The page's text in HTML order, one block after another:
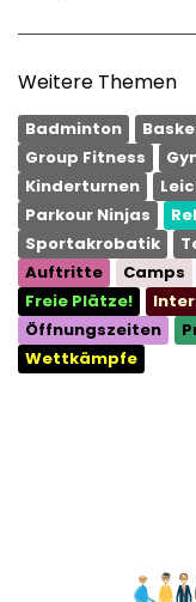
Weitere Themen
Badminton
Group Fitness
Kinderturnen
Parkour Ninjas
Sportakrobatik
Auftritte
Camps
Freie Plätze!
Öffnungszeiten
Wettkämpfe